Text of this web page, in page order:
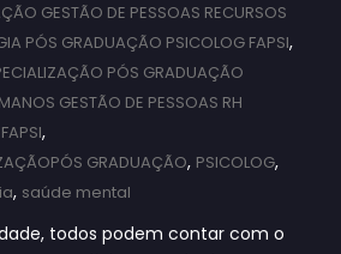
GESTÃO DE PESSOAS RECURSOS
PÓS GRADUAÇÃO PSICOLOG FAPSI,
PÓS GRADUAÇÃO
GESTÃO DE PESSOAS RH
,
GRADUAÇÃO, PSICOLOG,
, saúde mental
todos podem contar com o